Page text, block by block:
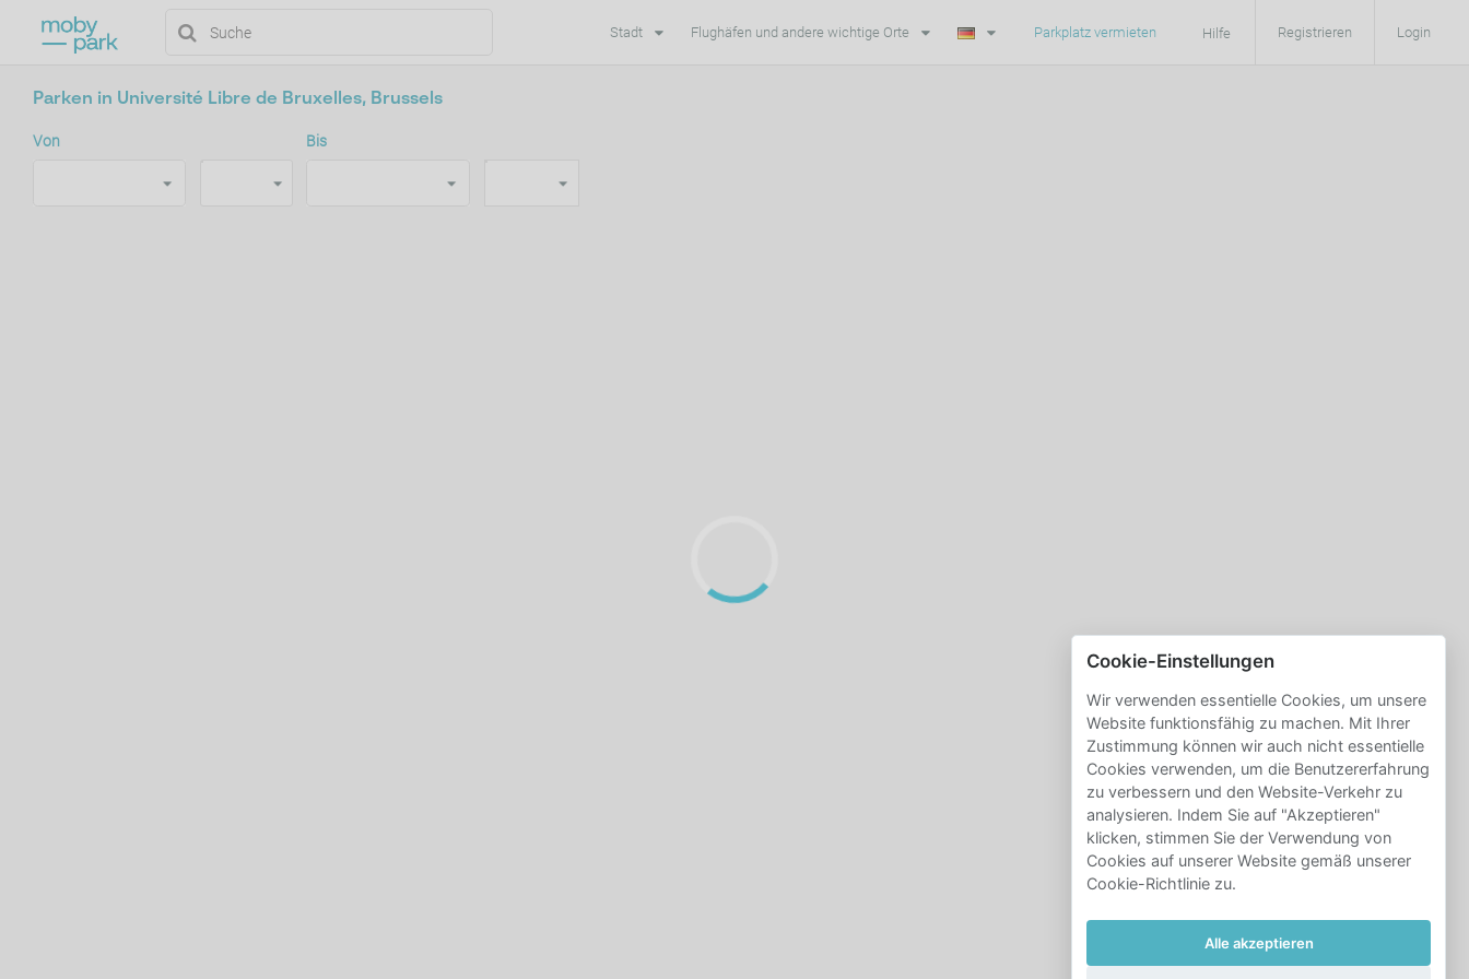
Parkplatz vermieten Hilfe Registrieren Login
Stadt Flughäfen und andere wichtige Orte
Parken in Université Libre de Bruxelles, Brussels
Von Bis
Cookie-Einstellungen
Wir verwenden essentielle Cookies, um unsere
Website funktionsfähig zu machen. Mit Ihrer
Zustimmung können wir auch nicht essentielle
Cookies verwenden, um die Benutzererfahrung
zu verbessern und den Website-Verkehr zu
analysieren. Indem Sie auf "Akzeptieren"
klicken, stimmen Sie der Verwendung von
Cookies auf unserer Website gemäß unserer
Cookie-Richtlinie zu.
Alle akzeptieren